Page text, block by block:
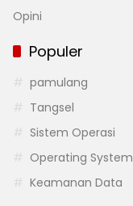
Opini
Populer
pamulang
Tangsel
Sistem Operasi
Operating System
Keamanan Data